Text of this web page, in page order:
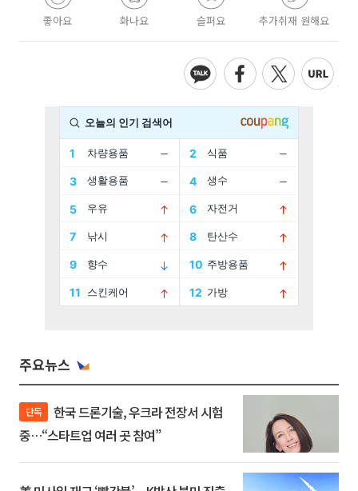
좋아요 화나요 슬퍼요 추가취재 원해요
주요뉴스
단독
중…“스타트업 여러 곳 참여”